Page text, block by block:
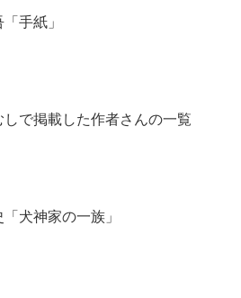
手紙」
しで掲載した作者さんの一覧
犬神家の一族」